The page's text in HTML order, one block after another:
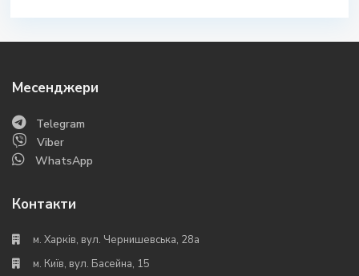
Месенджери
Telegram
Viber
WhatsApp
Контакти
м. Харків, вул. Чернишевська, 28а
м. Київ, вул. Басейна, 15